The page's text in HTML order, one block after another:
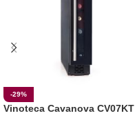
-29%
Vinoteca Cavanova CV07KT